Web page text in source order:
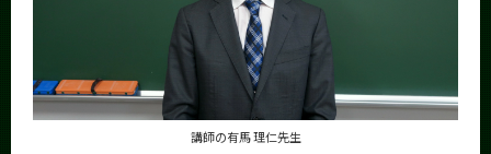
講師の有馬 理仁先生
CLOSE